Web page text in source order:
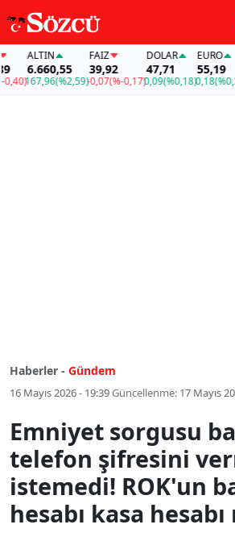
ALTIN
6.660,55
167,96(%2,59)
FAİZ
39,92
-0,07(%-0,17)
DOLAR
47,71
0,09(%0,18)
EURO
55,19
0,18(%0,32)
Haberler - Gündem
16 Mayıs 2026 - 19:39Güncellenme: 17 Mayıs
Emniyet sorgusu
telefon şifresini
istemedi! ROK'un
hesabı kasa hesabı